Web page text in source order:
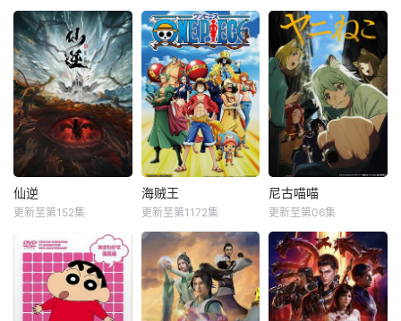
仙逆
更新至第152集
海贼王
更新至第1172集
尼古喵喵
更新至第06集